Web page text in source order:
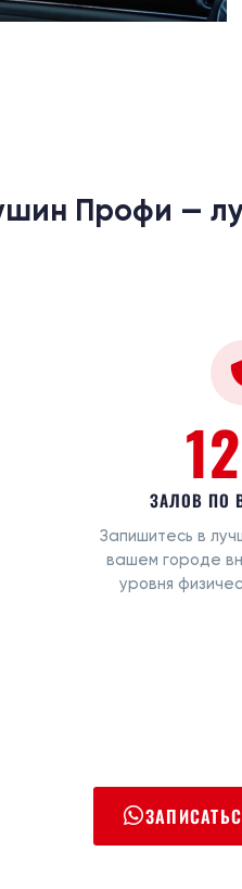
Профи —
ЗАЛОВ ПО
Запишитесь в
вашем городе
уровня